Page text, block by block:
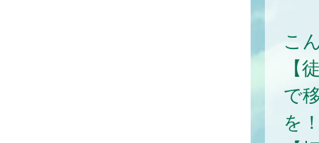
こ
【
で
を